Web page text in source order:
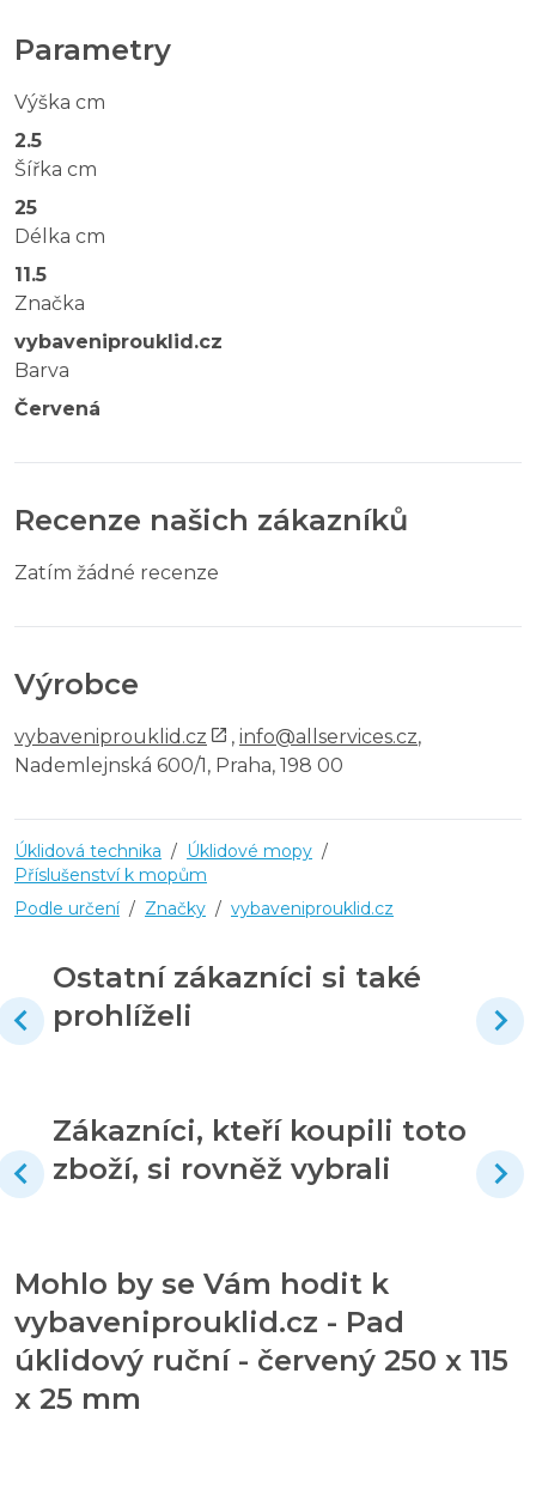
Parametry
Výška cm
2.5
Šířka cm
25
Délka cm
11.5
Značka
vybaveniprouklid.cz
Barva
Červená
Recenze našich zákazníků
Zatím žádné recenze
Výrobce
vybaveniprouklid.cz , info@allservices.cz,
Nademlejnská 600/1, Praha, 198 00
Úklidová technika / Úklidové mopy /
Příslušenství k mopům
Podle určení / Značky / vybaveniprouklid.cz
Ostatní zákazníci si také
prohlíželi
Zákazníci, kteří koupili toto
zboží, si rovněž vybrali
Mohlo by se Vám hodit k
vybaveniprouklid.cz - Pad
úklidový ruční - červený 250 x 115
x 25 mm